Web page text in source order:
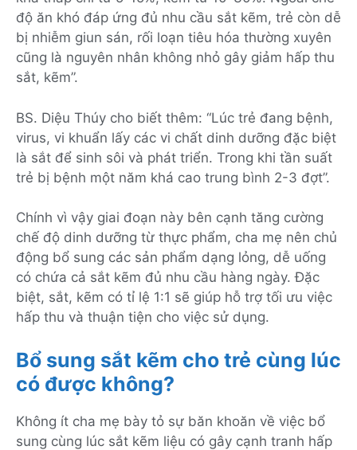
độ ăn khó đáp ứng đủ nhu cầu sắt kẽm, trẻ còn dễ
bị nhiễm giun sán, rối loạn tiêu hóa thường xuyên
cũng là nguyên nhân không nhỏ gây giảm hấp thu
sắt, kẽm”.
BS. Diệu Thúy cho biết thêm: “Lúc trẻ đang bệnh,
virus, vi khuẩn lấy các vi chất dinh dưỡng đặc biệt
là sắt để sinh sôi và phát triển. Trong khi tần suất
trẻ bị bệnh một năm khá cao trung bình 2-3 đợt”.
Chính vì vậy giai đoạn này bên cạnh tăng cường
chế độ dinh dưỡng từ thực phẩm, cha mẹ nên chủ
động bổ sung các sản phẩm dạng lỏng, dễ uống
có chứa cả sắt kẽm đủ nhu cầu hàng ngày. Đặc
biệt, sắt, kẽm có tỉ lệ 1:1 sẽ giúp hỗ trợ tối ưu việc
hấp thu và thuận tiện cho việc sử dụng.
Bổ sung sắt kẽm cho trẻ cùng lúc
có được không?
Không ít cha mẹ bày tỏ sự băn khoăn về việc bổ
sung cùng lúc sắt kẽm liệu có gây cạnh tranh hấp